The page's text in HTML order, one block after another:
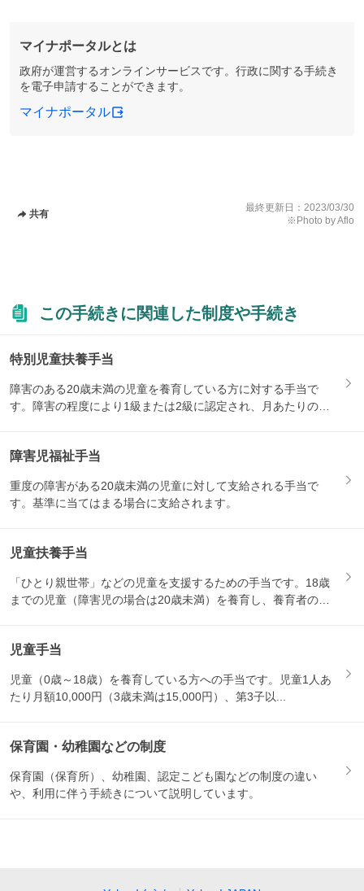
マイナポータルとは
政府が運営するオンラインサービスです。行政に関する手続き
を電子申請することができます。
マイナポータル
共有
最終更新日： 2023/03/30
※Photo by Aflo
この手続きに関連した制度や手続き
特別児童扶養手当
障害のある20歳未満の児童を養育している方に対する手当で
す。障害の程度により1級または2級に認定され、月あたりの支
障害児福祉手当
重度の障害がある20歳未満の児童に対して支給される手当で
す。基準に当てはまる場合に支給されます。
児童扶養手当
「ひとり親世帯」などの児童を支援するための手当です。18歳
までの児童（障害児の場合は20歳未満）を養育し、養育者の所
児童手当
児童（0歳～18歳）を養育している方への手当です。児童1人あ
たり月額10,000円（3歳未満は15,000円）、第3子以...
保育園・幼稚園などの制度
保育園（保育所）、幼稚園、認定こども園などの制度の違い
や、利用に伴う手続きについて説明しています。